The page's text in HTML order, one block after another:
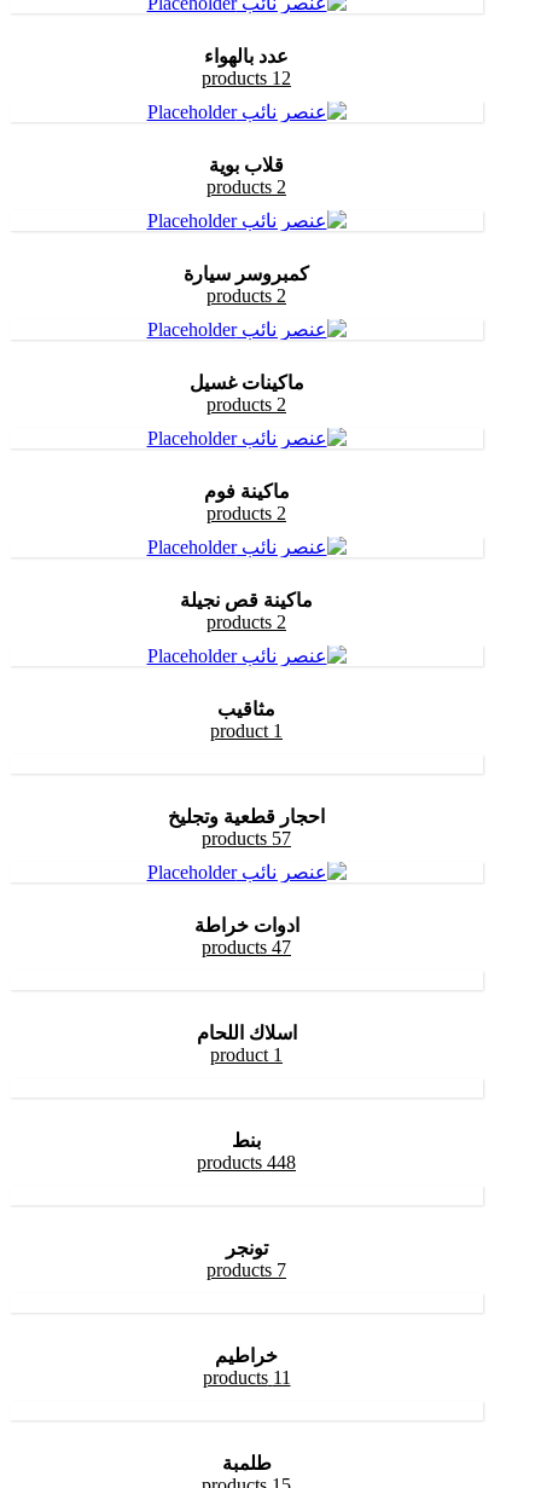
عدد بالهواء
12 products
قلاب بوية
2 products
كمبروسر سيارة
2 products
ماكينات غسيل
2 products
ماكينة فوم
2 products
ماكينة قص نجيلة
2 products
مثاقيب
1 product
احجار قطعية وتجليخ
57 products
ادوات خراطة
47 products
اسلاك اللحام
1 product
بنط
448 products
تونجر
7 products
خراطيم
11 products
طلمبة